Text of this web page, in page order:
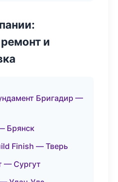
и
Бригадир —
Брянск
Finish — Тверь
— Сургут